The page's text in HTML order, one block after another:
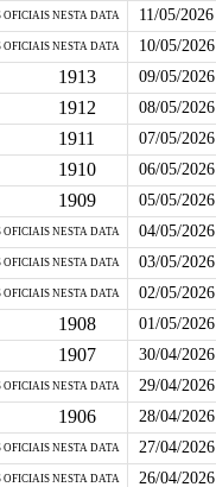
OFICIAIS NESTA DATA 11/05/2026
OFICIAIS NESTA DATA 10/05/2026
1913 09/05/2026
1912 08/05/2026
1911 07/05/2026
1910 06/05/2026
1909 05/05/2026
OFICIAIS NESTA DATA 04/05/2026
OFICIAIS NESTA DATA 03/05/2026
OFICIAIS NESTA DATA 02/05/2026
1908 01/05/2026
1907 30/04/2026
OFICIAIS NESTA DATA 29/04/2026
1906 28/04/2026
OFICIAIS NESTA DATA 27/04/2026
OFICIAIS NESTA DATA 26/04/2026